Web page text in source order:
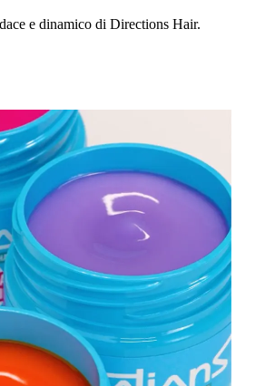
e dinamico di Directions Hair.